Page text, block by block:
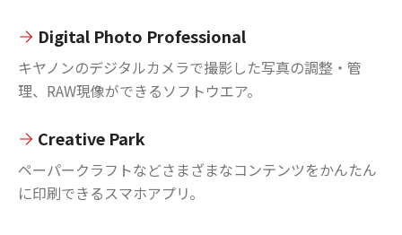
Digital Photo Professional
キヤノンのデジタルカメラで撮影した写真の調整・管
理、RAW現像ができるソフトウエア。
Creative Park
ペーパークラフトなどさまざまなコンテンツをかんたん
に印刷できるスマホアプリ。